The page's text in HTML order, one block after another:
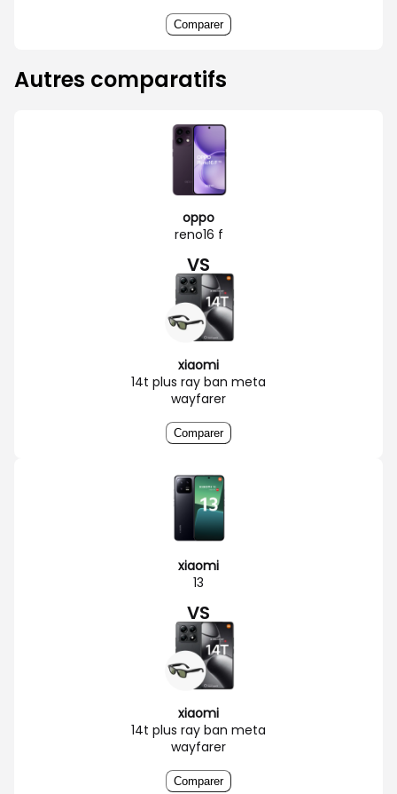
Comparer
Autres comparatifs
oppo
reno16 f
VS
xiaomi
14t plus ray ban meta
wayfarer
Comparer
xiaomi
13
VS
xiaomi
14t plus ray ban meta
wayfarer
Comparer